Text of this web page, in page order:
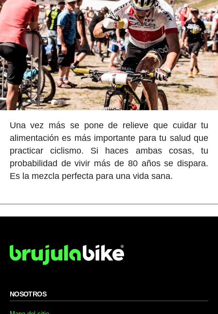
Una vez más se pone de relieve que cuidar tu
alimentación es más importante para tu salud que
practicar ciclismo. Si haces ambas cosas, tu
probabilidad de vivir más de 80 años se dispara.
Es la mezcla perfecta para una vida sana.
NOSOTROS